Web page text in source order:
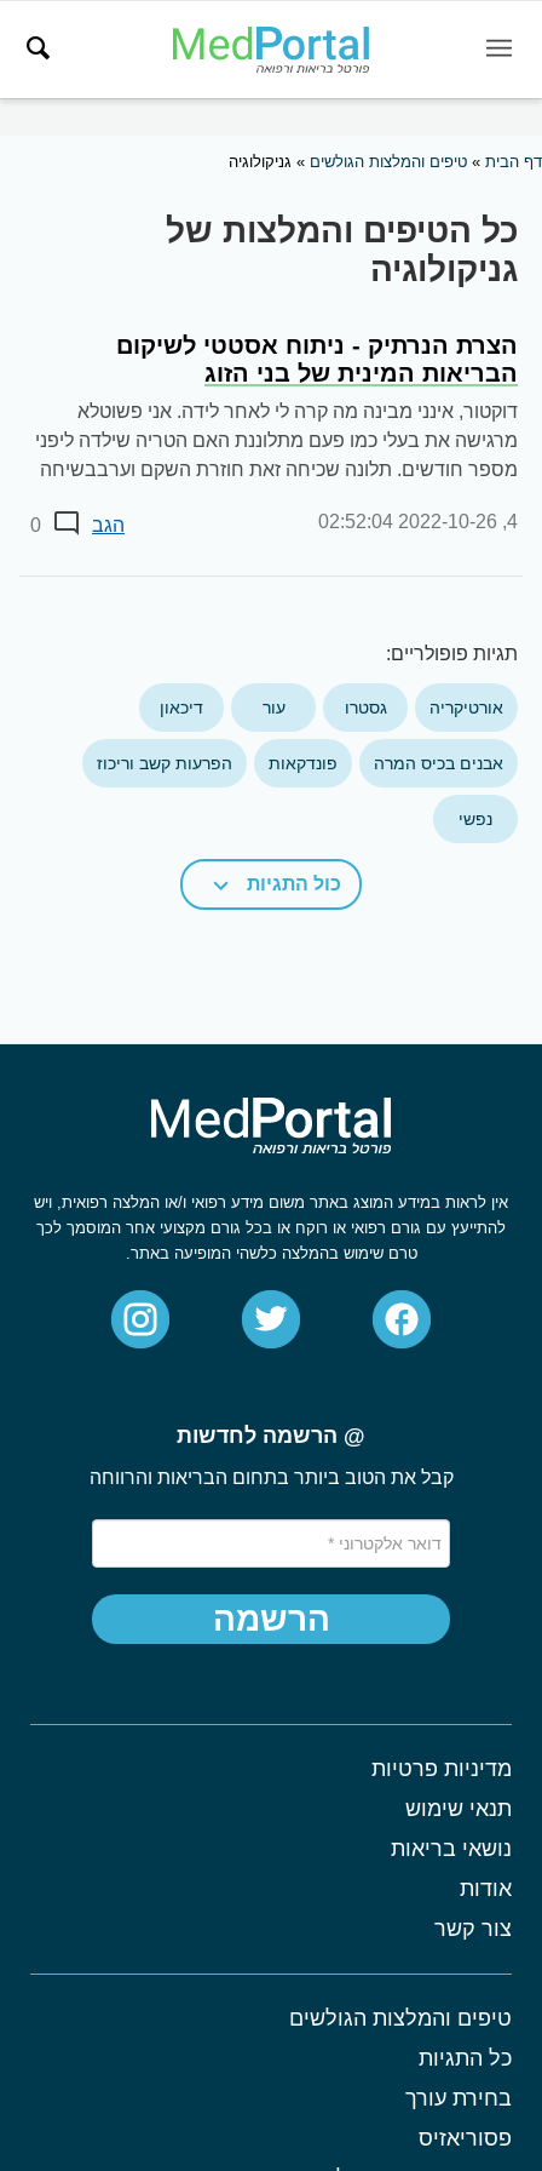
דף הבית » טיפים והמלצות הגולשים » גניקולוגיה
כל הטיפים והמלצות של
גניקולוגיה
הצרת הנרתיק - ניתוח אסטטי לשיקום
הבריאות המינית של בני הזוג
דוקטור, אינני מבינה מה קרה לי לאחר לידה. אני פשוטלא
מרגישה את בעלי כמו פעם מתלוננת האם הטריה שילדה ליפני
מספר חודשים. תלונה שכיחה זאת חוזרת השקם וערבבשיחה
4,
2022-10-26 02:52:04 הגב 0
תגיות פופולריים:
אורטיקריה גסטרו עור דיכאון
אבנים בכיס המרה פונדקאות הפרעות קשב וריכוז
נפשי
כול התגיות
אין לראות במידע המוצג באתר משום מידע רפואי ו/או המלצה רפואית, ויש
להתייעץ עם גורם רפואי או רוקח או בכל גורם מקצועי אחר המוסמך לכך
טרם שימוש בהמלצה כלשהי המופיעה באתר.
מדיניות פרטיות
תנאי שימוש
נושאי בריאות
אודות
צור קשר
טיפים והמלצות הגולשים
כל התגיות
בחירת עורך
פסוריאזיס
@ הרשמה לחדשות
קבל את הטוב ביותר בתחום הבריאות והרווחה
הרשמה